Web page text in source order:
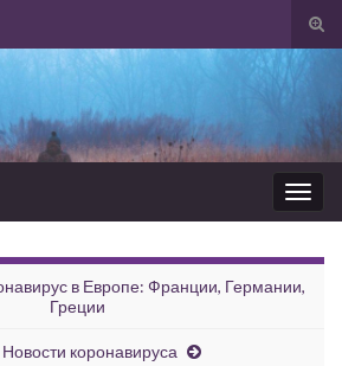
в Европе: Франции, Германии,
Греции
коронавируса